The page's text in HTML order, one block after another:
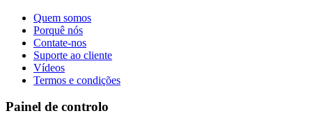
Quem somos
Porquê nós
Contate-nos
Suporte ao cliente
Vídeos
Termos e condições
Painel de controlo